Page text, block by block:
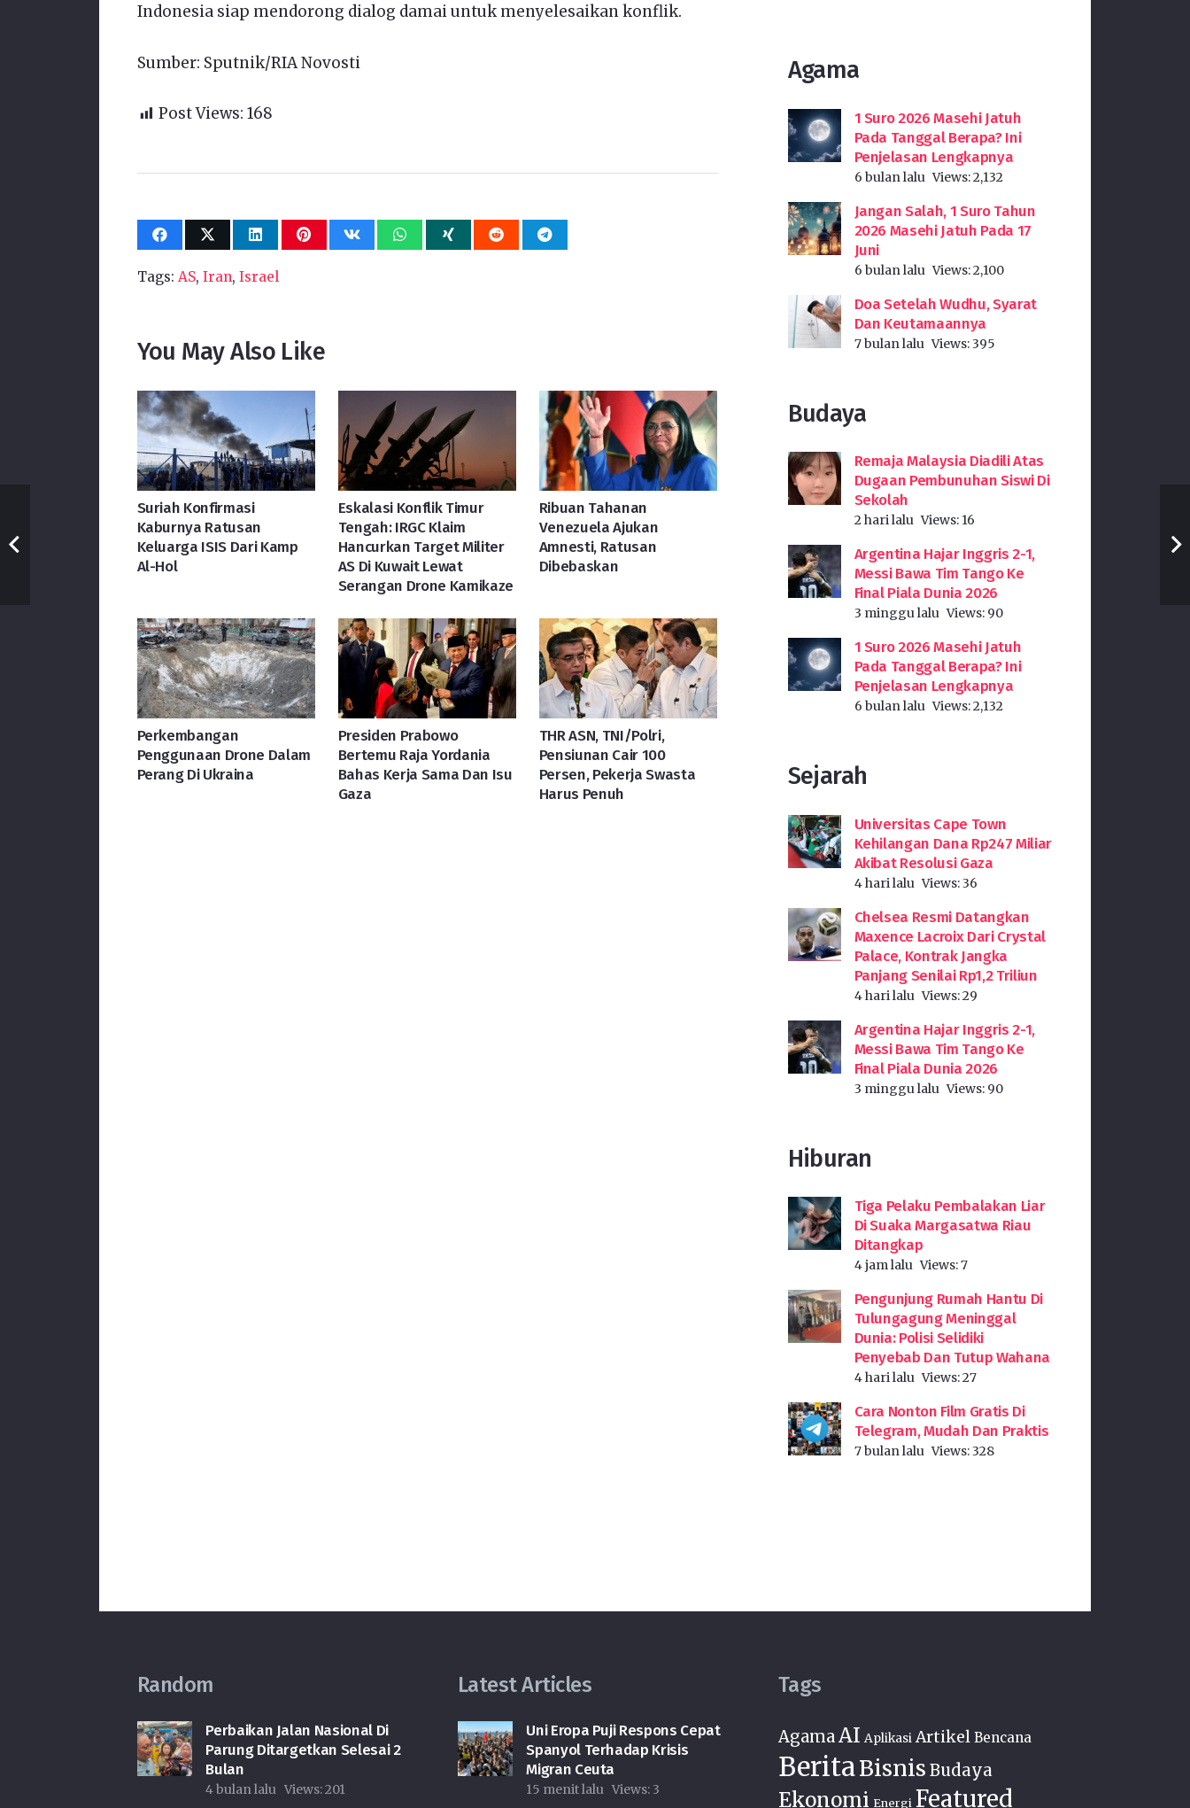
Indonesia siap mendorong dialog damai untuk menyelesaikan konflik.
Sumber: Sputnik/RIA Novosti
Post Views: 168
Tags: AS, Iran, Israel
You May Also Like
Suriah Konfirmasi
Kaburnya Ratusan
Keluarga ISIS Dari Kamp
Al-Hol
Eskalasi Konflik Timur
Tengah: IRGC Klaim
Hancurkan Target Militer
AS Di Kuwait Lewat
Serangan Drone Kamikaze
Ribuan Tahanan
Venezuela Ajukan
Amnesti, Ratusan
Dibebaskan
Perkembangan
Penggunaan Drone Dalam
Perang Di Ukraina
Presiden Prabowo
Bertemu Raja Yordania
Bahas Kerja Sama Dan Isu
Gaza
THR ASN, TNI/Polri,
Pensiunan Cair 100
Persen, Pekerja Swasta
Harus Penuh
Agama
1 Suro 2026 Masehi Jatuh
Pada Tanggal Berapa? Ini
Penjelasan Lengkapnya
6 bulan lalu Views:2,132
Jangan Salah, 1 Suro Tahun
2026 Masehi Jatuh Pada 17
Juni
6 bulan lalu Views:2,100
Doa Setelah Wudhu, Syarat
Dan Keutamaannya
7 bulan lalu Views:395
Budaya
Remaja Malaysia Diadili Atas
Dugaan Pembunuhan Siswi Di
Sekolah
2 hari lalu Views: 16
Argentina Hajar Inggris 2-1,
Messi Bawa Tim Tango Ke
Final Piala Dunia 2026
3 minggu lalu Views: 90
1 Suro 2026 Masehi Jatuh
Pada Tanggal Berapa? Ini
Penjelasan Lengkapnya
6 bulan lalu Views:2,132
Sejarah
Universitas Cape Town
Kehilangan Dana Rp247 Miliar
Akibat Resolusi Gaza
4 hari lalu Views:36
Chelsea Resmi Datangkan
Maxence Lacroix Dari Crystal
Palace, Kontrak Jangka
Panjang Senilai Rp1,2 Triliun
4 hari lalu Views:29
Argentina Hajar Inggris 2-1,
Messi Bawa Tim Tango Ke
Final Piala Dunia 2026
3 minggu lalu Views: 90
Hiburan
Tiga Pelaku Pembalakan Liar
Di Suaka Margasatwa Riau
Ditangkap
4 jam lalu Views:7
Pengunjung Rumah Hantu Di
Tulungagung Meninggal
Dunia: Polisi Selidiki
Penyebab Dan Tutup Wahana
4 hari lalu Views:27
Cara Nonton Film Gratis Di
Telegram, Mudah Dan Praktis
7 bulan lalu Views:328
Random
Perbaikan Jalan Nasional Di
Parung Ditargetkan Selesai 2
Bulan
4 bulan lalu Views:201
Latest Articles
Uni Eropa Puji Respons Cepat
Spanyol Terhadap Krisis
Migran Ceuta
15 menit lalu Views: 3
Tags
AgamaAI Aplikasi Artikel Bencana
BeritaBisnis Budaya
Ekonomi Energi Featured